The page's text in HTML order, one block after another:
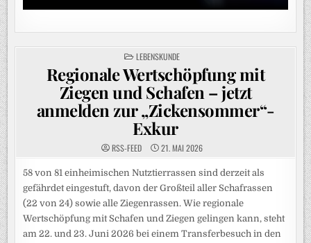
POSTED
IN
LEBENSKUNDE
Regionale Wertschöpfung mit
Ziegen und Schafen – jetzt
anmelden zur „Zickensommer“-
Exkur
RSS-FEED 21. MAI 2026
58 von 81 einheimischen Nutztierrassen sind derzeit als
gefährdet eingestuft, davon der Großteil aller Schafrassen
(22 von 24) sowie alle Ziegenrassen. Wie regionale
Wertschöpfung mit Schafen und Ziegen gelingen kann, steht
am 22. und 23. Juni 2026 bei einem Transferbesuch in den